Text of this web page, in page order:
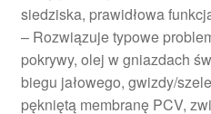
siedziska, prawidłowa
– Rozwiązuje typowe
pokrywy, olej w gniazdach
biegu jałowego, gwizdy/
pękniętą membranę PCV,